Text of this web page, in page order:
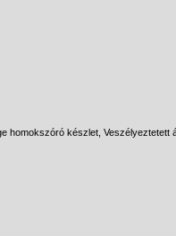
homokszóró készlet, Veszélyeztetett